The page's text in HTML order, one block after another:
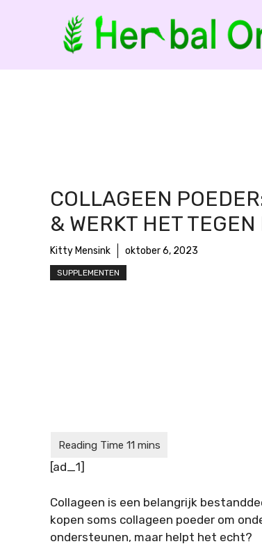
COLLAGEEN
& WERKT HET
Kitty Mensink oktober 6, 2023
SUPPLEMENTEN
[ad_1]
Collageen is een belangrijk
kopen soms collageen poeder om
ondersteunen, maar helpt het echt?